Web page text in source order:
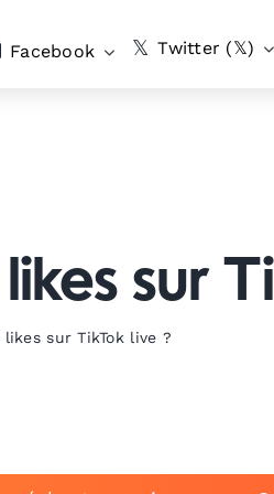
Facebook Twitter (𝕏)
sur
sur TikTok live ?